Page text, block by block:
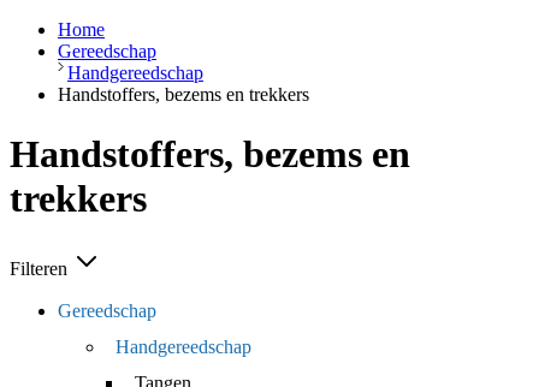
Home
Gereedschap
Handgereedschap
Handstoffers, bezems en trekkers
Handstoffers, bezems en
trekkers
Filteren
Gereedschap
Handgereedschap